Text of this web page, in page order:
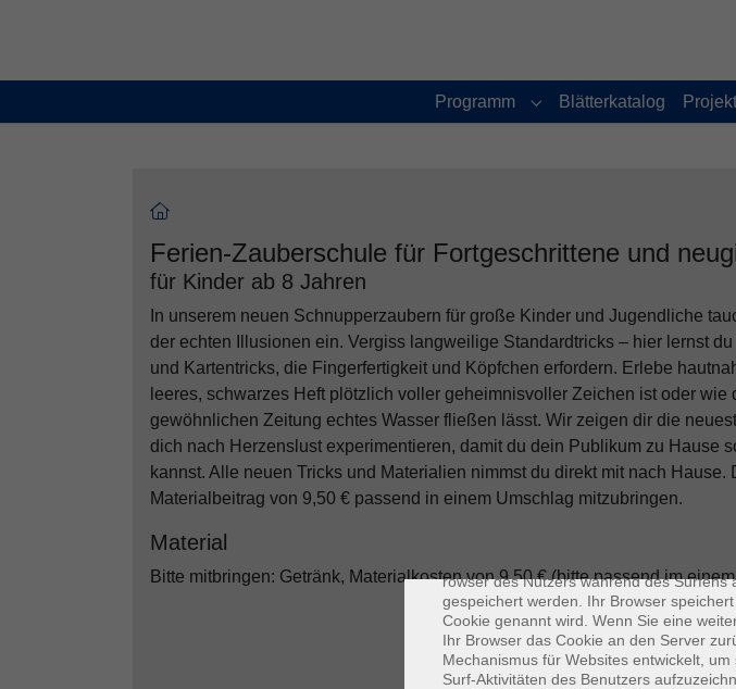
Programm
Submenu for "Programm"
Blätterkatalog
Ferien-Zauberschule für Fortgeschrittene und
für Kinder ab 8 Jahren
In unserem neuen Schnupperzaubern für große Kinder und Jugendliche
der echten Illusionen ein. Vergiss langweilige Standardtricks – hier lernst
und Kartentricks, die Fingerfertigkeit und Köpfchen erfordern. Erlebe
leeres, schwarzes Heft plötzlich voller geheimnisvoller Zeichen ist oder wie
gewöhnlichen Zeitung echtes Wasser fließen lässt. Wir zeigen dir die
dich nach Herzenslust experimentieren, damit du dein Publikum zu Hause
kannst. Alle neuen Tricks und Materialien nimmst du direkt mit nach Hause.
Materialbeitrag von 9,50 € passend in einem Umschlag mitzubringen.
Material
Bitte mitbringen: Getränk, Materialkosten von 9,50 € (bitte passend im
rowser des Nutzers während des Surfens
gespeichert werden. Ihr Browser
Cookie genannt wird. Wenn Sie eine
Ihr Browser das Cookie an den Server
Mechanismus für Websites entwickelt,
Surf-Aktivitäten des Benutzers